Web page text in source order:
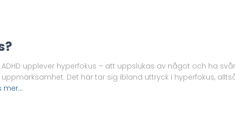
upplever hyperfokus – att uppslukas av något och ha
Det här tar sig ibland uttryck i hyperfokus,
mer…